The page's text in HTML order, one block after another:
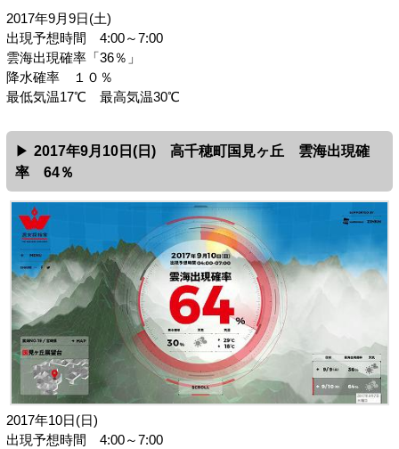
2017年9月9日(土)
出現予想時間 4:00～7:00
雲海出現確率「36％」
降水確率 １０％
最低気温17℃ 最高気温30℃
2017年9月10日(日) 高千穂町国見ヶ丘 雲海出現確
率 64％
2017年10日(日)
出現予想時間 4:00～7:00